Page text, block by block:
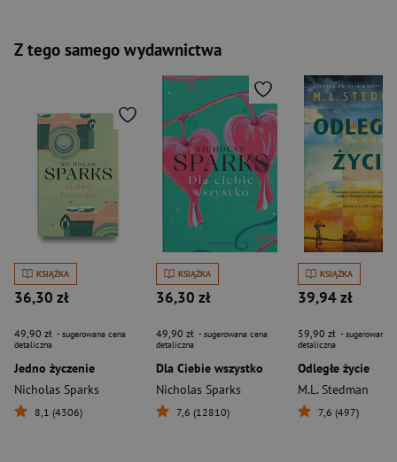
Z tego samego wydawnictwa
KSIĄŻKA
36,30 zł
49,90 zł - sugerowana cena
detaliczna
Jedno życzenie
Nicholas Sparks
8,1 (4306)
KSIĄŻKA
36,30 zł
49,90 zł - sugerowana cena
detaliczna
Dla Ciebie wszystko
Nicholas Sparks
7,6 (12810)
KSIĄŻKA
39,94 zł
59,90 zł - sugerowana
detaliczna
Odległe życie
M.L. Stedman
7,6 (497)